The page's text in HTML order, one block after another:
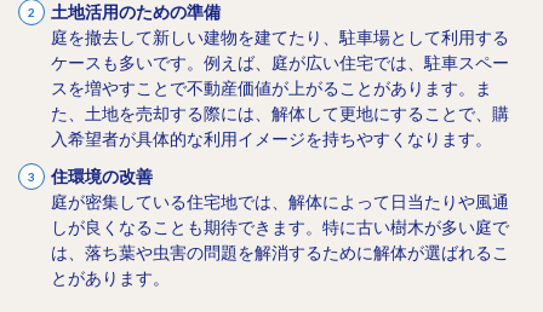
土地活用のための準備
庭を撤去して新しい建物を建てたり、駐車場として利用する
ケースも多いです。例えば、庭が広い住宅では、駐車スペー
スを増やすことで不動産価値が上がることがあります。ま
た、土地を売却する際には、解体して更地にすることで、購
入希望者が具体的な利用イメージを持ちやすくなります。
住環境の改善
庭が密集している住宅地では、解体によって日当たりや風通
しが良くなることも期待できます。特に古い樹木が多い庭で
は、落ち葉や虫害の問題を解消するために解体が選ばれるこ
とがあります。